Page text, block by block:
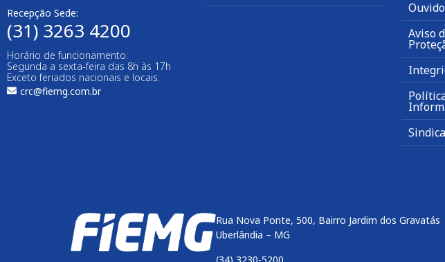
Recepção Sede:
(31) 3263 4200
Horário de funcionamento:
Segunda a sexta-feira das 8h às 17h
Exceto feriados nacionais e locais.
crc@fiemg.com.br
Aviso
Rua Nova Ponte, 500, Bairro Jardim dos Gravatás
Uberlândia – MG
(34) 3230-5200